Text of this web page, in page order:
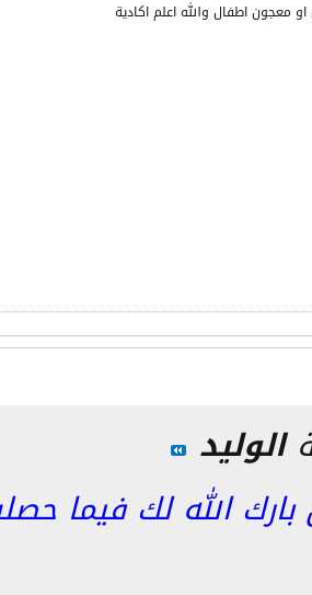
معجون اطفال والله اعلم اكادية
الوليد
الله لك فيما